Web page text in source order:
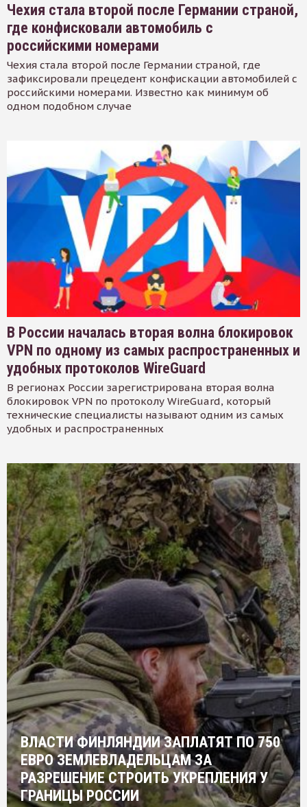
Чехия стала второй после Германии страной,
где конфисковали автомобиль с
российскими номерами
Чехия стала второй после Германии страной, где
зафиксировали прецедент конфискации автомобилей с
российскими номерами. Известно как минимум об
одном подобном случае
В России началась вторая волна блокировок
VPN по одному из самых распространенных и
удобных протоколов WireGuard
В регионах России зарегистрирована вторая волна
блокировок VPN по протоколу WireGuard, который
технические специалисты называют одним из самых
удобных и распространенных
ВЛАСТИ ФИНЛЯНДИИ ЗАПЛАТЯТ ПО 750
ЕВРО ЗЕМЛЕВЛАДЕЛЬЦАМ ЗА
РАЗРЕШЕНИЕ СТРОИТЬ УКРЕПЛЕНИЯ У
ГРАНИЦЫ РОССИИ